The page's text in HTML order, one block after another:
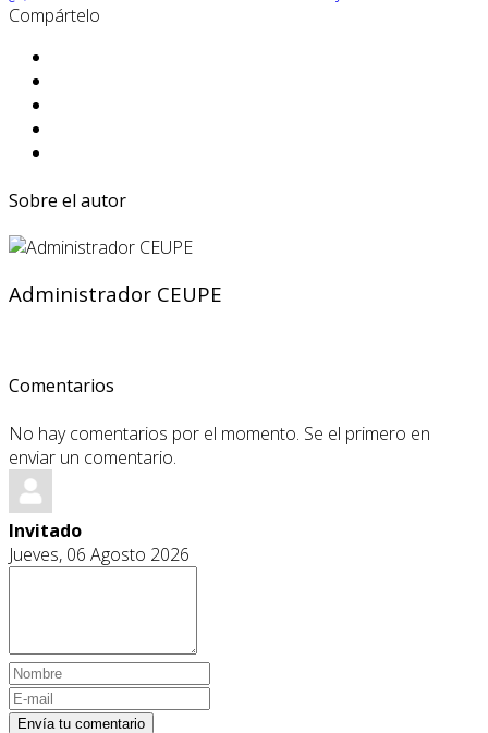
Compártelo
Sobre el autor
Administrador CEUPE
Comentarios
No hay comentarios por el momento. Se el primero en
enviar un comentario.
Invitado
Jueves, 06 Agosto 2026
Envía tu comentario